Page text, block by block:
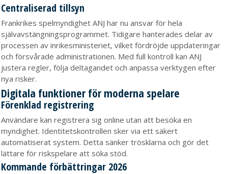
Centraliserad tillsyn
Frankrikes spelmyndighet ANJ har nu ansvar för hela
självavstängningsprogrammet. Tidigare hanterades delar av
processen av inrikesministeriet, vilket fördröjde uppdateringar
och försvårade administrationen. Med full kontroll kan ANJ
justera regler, följa deltagandet och anpassa verktygen efter
nya risker.
Digitala funktioner för moderna spelare
Förenklad registrering
Användare kan registrera sig online utan att besöka en
myndighet. Identitetskontrollen sker via ett säkert
automatiserat system. Detta sänker trösklarna och gör det
lättare för riskspelare att söka stöd.
Kommande förbättringar 2026